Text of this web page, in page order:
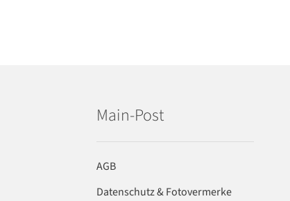
Main-Post
AGB
Datenschutz & Fotovermerke